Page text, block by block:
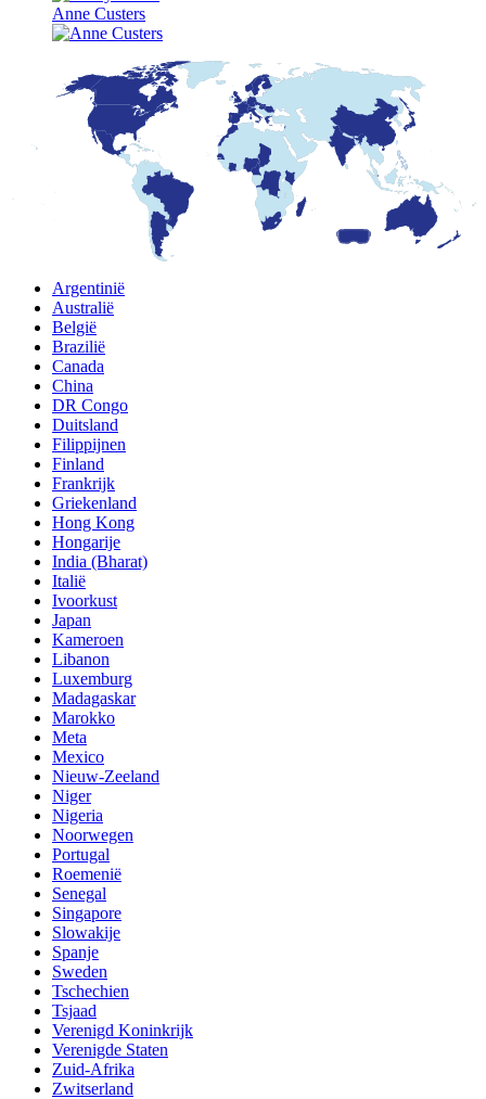
Anne Custers
Argentinië
Australië
België
Brazilië
Canada
China
DR Congo
Duitsland
Filippijnen
Finland
Frankrijk
Griekenland
Hong Kong
Hongarije
India (Bharat)
Italië
Ivoorkust
Japan
Kameroen
Libanon
Luxemburg
Madagaskar
Marokko
Meta
Mexico
Nieuw-Zeeland
Niger
Nigeria
Noorwegen
Portugal
Roemenië
Senegal
Singapore
Slowakije
Spanje
Sweden
Tschechien
Tsjaad
Verenigd Koninkrijk
Verenigde Staten
Zuid-Afrika
Zwitserland